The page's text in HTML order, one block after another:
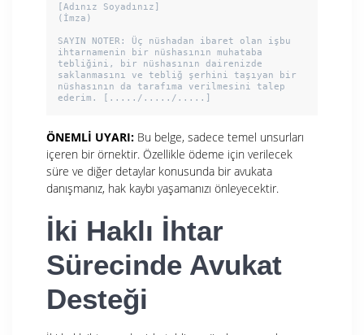
[Adınız Soyadınız]
(İmza)
SAYIN NOTER: Üç nüshadan ibaret olan işbu
ihtarnamenin bir nüshasının muhataba
tebliğini, bir nüshasının dairenizde
saklanmasını ve tebliğ şerhini taşıyan bir
nüshasının da tarafıma verilmesini talep
ÖNEMLİ UYARI: Bu belge, sadece temel unsurları
içeren bir örnektir. Özellikle ödeme için verilecek
süre ve diğer detaylar konusunda bir avukata
danışmanız, hak kaybı yaşamanızı önleyecektir.
İki Haklı İhtar
Sürecinde Avukat
Desteği